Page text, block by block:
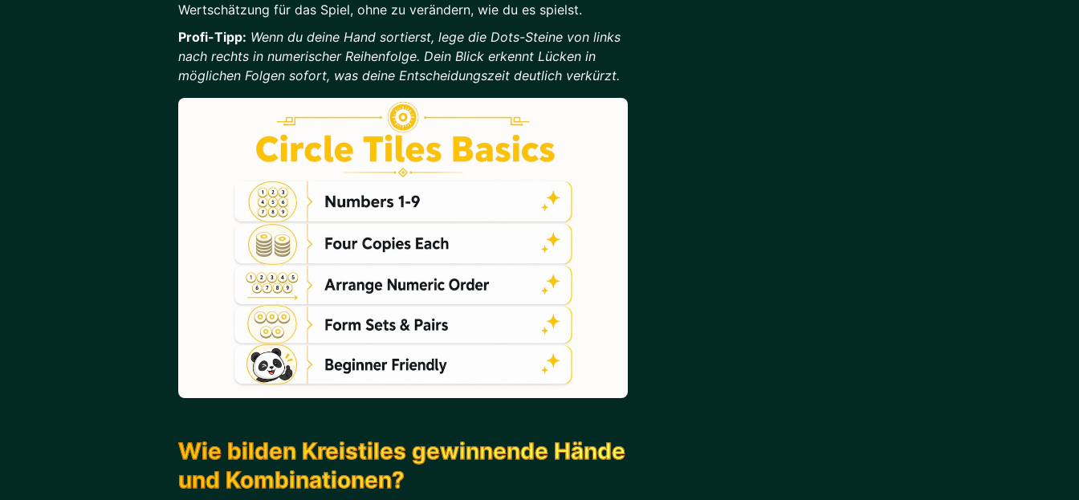
Wertschätzung für das Spiel, ohne zu verändern, wie du es spielst.
Profi-Tipp: Wenn du deine Hand sortierst, lege die Dots-Steine von links
nach rechts in numerischer Reihenfolge. Dein Blick erkennt Lücken in
möglichen Folgen sofort, was deine Entscheidungszeit deutlich verkürzt.
Wie bilden Kreistiles gewinnende Hände
und Kombinationen?